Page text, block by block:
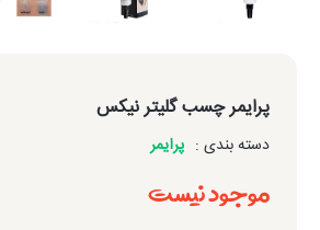
پرایمر چسب گلیتر نیکس
دسته بندی : پرایمر
موجود نیست